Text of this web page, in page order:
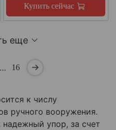
Купить сейчас
еще
… 16
к числу
ручного вооружения.
надежный упор, за счет